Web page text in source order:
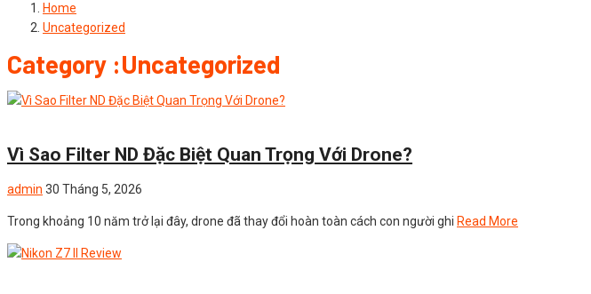
Home
Uncategorized
Category :Uncategorized
Vì Sao Filter ND Đặc Biệt Quan Trọng Với Drone?
admin 30 Tháng 5, 2026
Trong khoảng 10 năm trở lại đây, drone đã thay đổi hoàn toàn cách con người ghi Read More